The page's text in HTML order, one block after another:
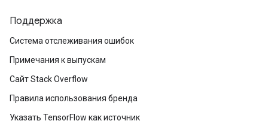
Поддержка
Система отслеживания ошибок
Примечания к выпускам
Сайт Stack Overflow
Правила использования бренда
Указать TensorFlow как источник